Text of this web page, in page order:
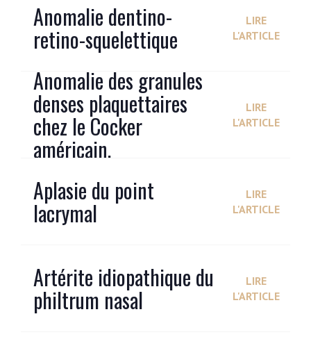
Anomalie dentino-
retino-squelettique
LIRE
L'ARTICLE
Anomalie des granules
denses plaquettaires
chez le Cocker
américain.
LIRE
L'ARTICLE
Aplasie du point
lacrymal
LIRE
L'ARTICLE
Artérite idiopathique du
philtrum nasal
LIRE
L'ARTICLE